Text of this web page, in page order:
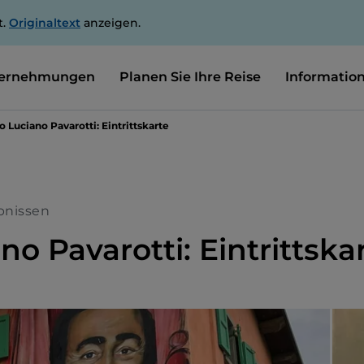
Originaltext anzeigen.
Planen Sie Ihre Reise
Luciano Pavarotti: Eintrittskarte
Pavarotti: